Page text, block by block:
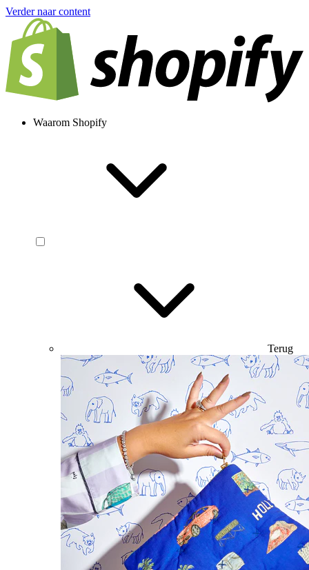
Verder naar content
Waarom Shopify
Terug